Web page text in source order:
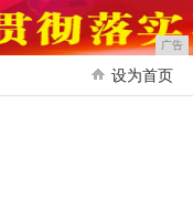
广告
设为首页